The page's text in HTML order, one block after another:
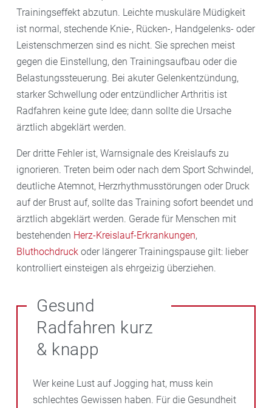
Trainingseffekt abzutun. Leichte muskuläre Müdigkeit
ist normal, stechende Knie-, Rücken-, Handgelenks- oder
Leistenschmerzen sind es nicht. Sie sprechen meist
gegen die Einstellung, den Trainingsaufbau oder die
Belastungssteuerung. Bei akuter Gelenkentzündung,
starker Schwellung oder entzündlicher Arthritis ist
Radfahren keine gute Idee; dann sollte die Ursache
ärztlich abgeklärt werden.
Der dritte Fehler ist, Warnsignale des Kreislaufs zu
ignorieren. Treten beim oder nach dem Sport Schwindel,
deutliche Atemnot, Herzrhythmusstörungen oder Druck
auf der Brust auf, sollte das Training sofort beendet und
ärztlich abgeklärt werden. Gerade für Menschen mit
bestehenden Herz-Kreislauf-Erkrankungen,
Bluthochdruck oder längerer Trainingspause gilt: lieber
kontrolliert einsteigen als ehrgeizig überziehen.
Gesund
Radfahren kurz
& knapp
Wer keine Lust auf Jogging hat, muss kein
schlechtes Gewissen haben. Für die Gesundheit